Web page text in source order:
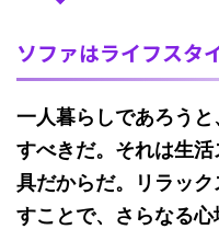
ソファはライフスタ
一人暮らしであろう
すべきだ。それは生活
具だからだ。リラッ
すことで、さらなる心